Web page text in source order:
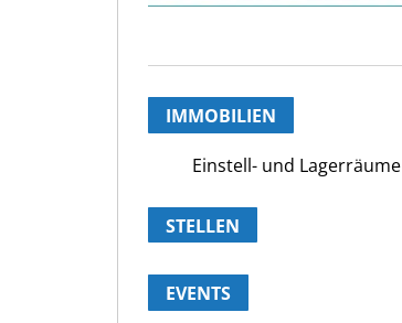
IMMOBILIEN
Einstell- und Lagerräume
STELLEN
EVENTS